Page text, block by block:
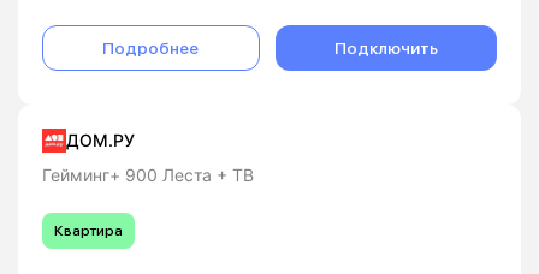
Подробнее Подключить
ДОМ.РУ
Гейминг+ 900 Леста + ТВ
Квартира